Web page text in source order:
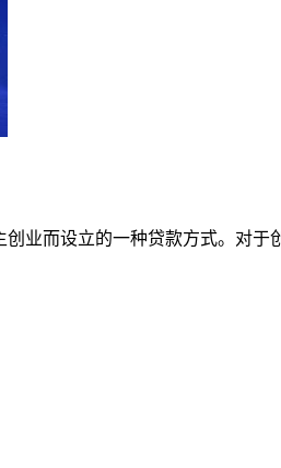
业而设立的一种贷款方式。对